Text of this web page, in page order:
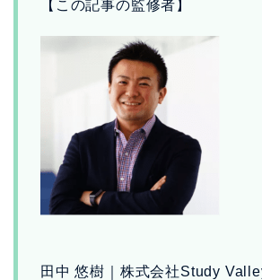
【この記事の監修者】
田中 悠樹｜株式会社Study